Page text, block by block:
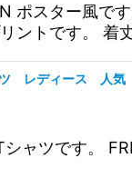
ポスター風で
ントです。 着
ツ レディース 人
シャツです。